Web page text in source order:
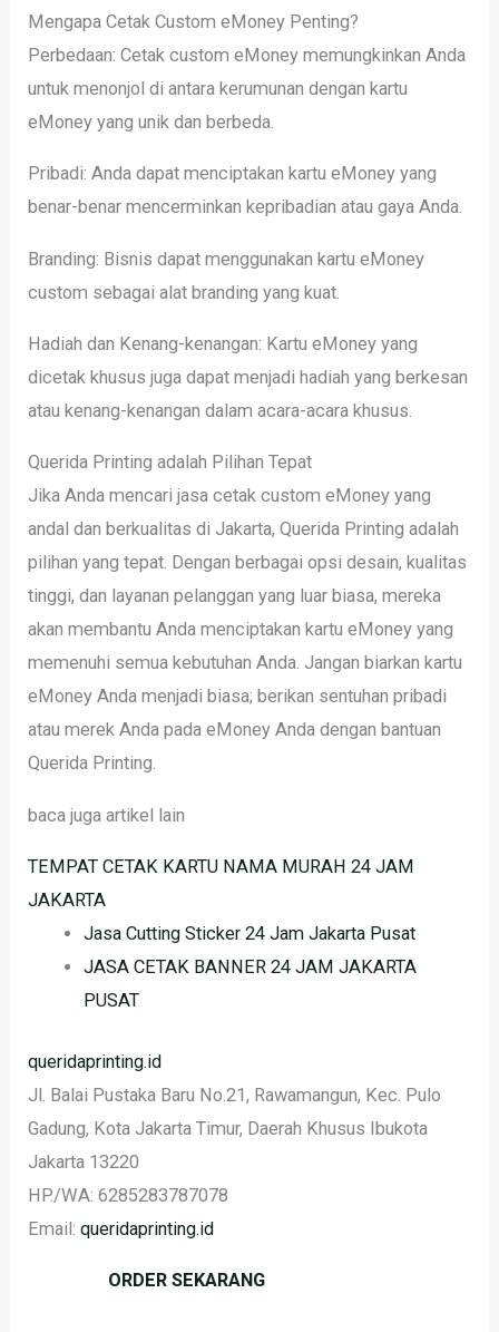
Mengapa Cetak Custom eMoney Penting?
Perbedaan: Cetak custom eMoney memungkinkan Anda
untuk menonjol di antara kerumunan dengan kartu
eMoney yang unik dan berbeda.
Pribadi: Anda dapat menciptakan kartu eMoney yang
benar-benar mencerminkan kepribadian atau gaya Anda.
Branding: Bisnis dapat menggunakan kartu eMoney
custom sebagai alat branding yang kuat.
Hadiah dan Kenang-kenangan: Kartu eMoney yang
dicetak khusus juga dapat menjadi hadiah yang berkesan
atau kenang-kenangan dalam acara-acara khusus.
Querida Printing adalah Pilihan Tepat
Jika Anda mencari jasa cetak custom eMoney yang
andal dan berkualitas di Jakarta, Querida Printing adalah
pilihan yang tepat. Dengan berbagai opsi desain, kualitas
tinggi, dan layanan pelanggan yang luar biasa, mereka
akan membantu Anda menciptakan kartu eMoney yang
memenuhi semua kebutuhan Anda. Jangan biarkan kartu
eMoney Anda menjadi biasa; berikan sentuhan pribadi
atau merek Anda pada eMoney Anda dengan bantuan
Querida Printing.
baca juga artikel lain
TEMPAT CETAK KARTU NAMA MURAH 24 JAM
JAKARTA
Jasa Cutting Sticker 24 Jam Jakarta Pusat
JASA CETAK BANNER 24 JAM JAKARTA
PUSAT
queridaprinting.id
Jl. Balai Pustaka Baru No.21, Rawamangun, Kec. Pulo
Gadung, Kota Jakarta Timur, Daerah Khusus Ibukota
Jakarta 13220
HP./WA:6285283787078
Email:queridaprinting.id
ORDER SEKARANG